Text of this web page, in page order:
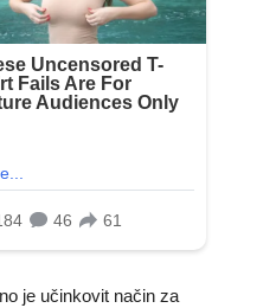
je učinkovit način za